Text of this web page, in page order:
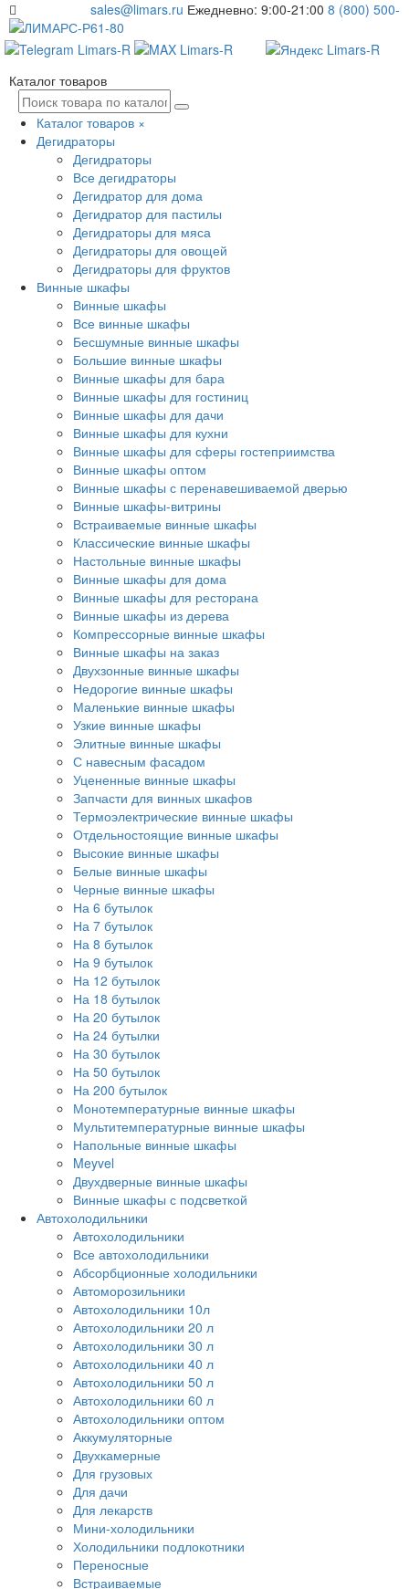
sales@limars.ru Ежедневно: 9:00-21:00 8 (800) 500-
61-80
Каталог товаров
Каталог товаров ×
Дегидраторы
Дегидраторы
Все дегидраторы
Дегидратор для дома
Дегидратор для пастилы
Дегидраторы для мяса
Дегидраторы для овощей
Дегидраторы для фруктов
Винные шкафы
Винные шкафы
Все винные шкафы
Бесшумные винные шкафы
Большие винные шкафы
Винные шкафы для бара
Винные шкафы для гостиниц
Винные шкафы для дачи
Винные шкафы для кухни
Винные шкафы для сферы гостеприимства
Винные шкафы оптом
Винные шкафы с перенавешиваемой дверью
Винные шкафы-витрины
Встраиваемые винные шкафы
Классические винные шкафы
Настольные винные шкафы
Винные шкафы для дома
Винные шкафы для ресторана
Винные шкафы из дерева
Компрессорные винные шкафы
Винные шкафы на заказ
Двухзонные винные шкафы
Недорогие винные шкафы
Маленькие винные шкафы
Узкие винные шкафы
Элитные винные шкафы
С навесным фасадом
Уцененные винные шкафы
Запчасти для винных шкафов
Термоэлектрические винные шкафы
Отдельностоящие винные шкафы
Высокие винные шкафы
Белые винные шкафы
Черные винные шкафы
На 6 бутылок
На 7 бутылок
На 8 бутылок
На 9 бутылок
На 12 бутылок
На 18 бутылок
На 20 бутылок
На 24 бутылки
На 30 бутылок
На 50 бутылок
На 200 бутылок
Монотемпературные винные шкафы
Мультитемпературные винные шкафы
Напольные винные шкафы
Meyvel
Двухдверные винные шкафы
Винные шкафы с подсветкой
Автохолодильники
Автохолодильники
Все автохолодильники
Абсорбционные холодильники
Автоморозильники
Автохолодильники 10л
Автохолодильники 20 л
Автохолодильники 30 л
Автохолодильники 40 л
Автохолодильники 50 л
Автохолодильники 60 л
Автохолодильники оптом
Аккумуляторные
Двухкамерные
Для грузовых
Для дачи
Для лекарств
Мини-холодильники
Холодильники подлокотники
Переносные
Встраиваемые